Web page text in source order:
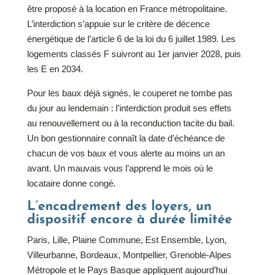
être proposé à la location en France métropolitaine.
L’interdiction s’appuie sur le critère de décence
énergétique de l’article 6 de la loi du 6 juillet 1989. Les
logements classés F suivront au 1er janvier 2028, puis
les E en 2034.
Pour les baux déjà signés, le couperet ne tombe pas
du jour au lendemain : l’interdiction produit ses effets
au renouvellement ou à la reconduction tacite du bail.
Un bon gestionnaire connaît la date d’échéance de
chacun de vos baux et vous alerte au moins un an
avant. Un mauvais vous l’apprend le mois où le
locataire donne congé.
L’encadrement des loyers, un
dispositif encore à durée limitée
Paris, Lille, Plaine Commune, Est Ensemble, Lyon,
Villeurbanne, Bordeaux, Montpellier, Grenoble-Alpes
Métropole et le Pays Basque appliquent aujourd’hui